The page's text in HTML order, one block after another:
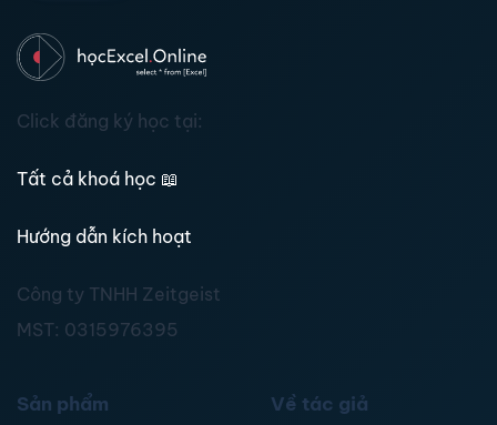
Click đăng ký học tại:
Tất cả khoá học 📖
Hướng dẫn kích hoạt
Công ty TNHH Zeitgeist
MST: 0315976395
Sản phẩm Về tác giả